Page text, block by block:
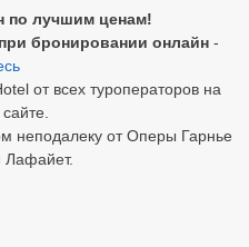
по лучшим ценам!
бронировании онлайн -
от всех туроператоров на
неподалеку от Оперы Гарнье
Лафайет.